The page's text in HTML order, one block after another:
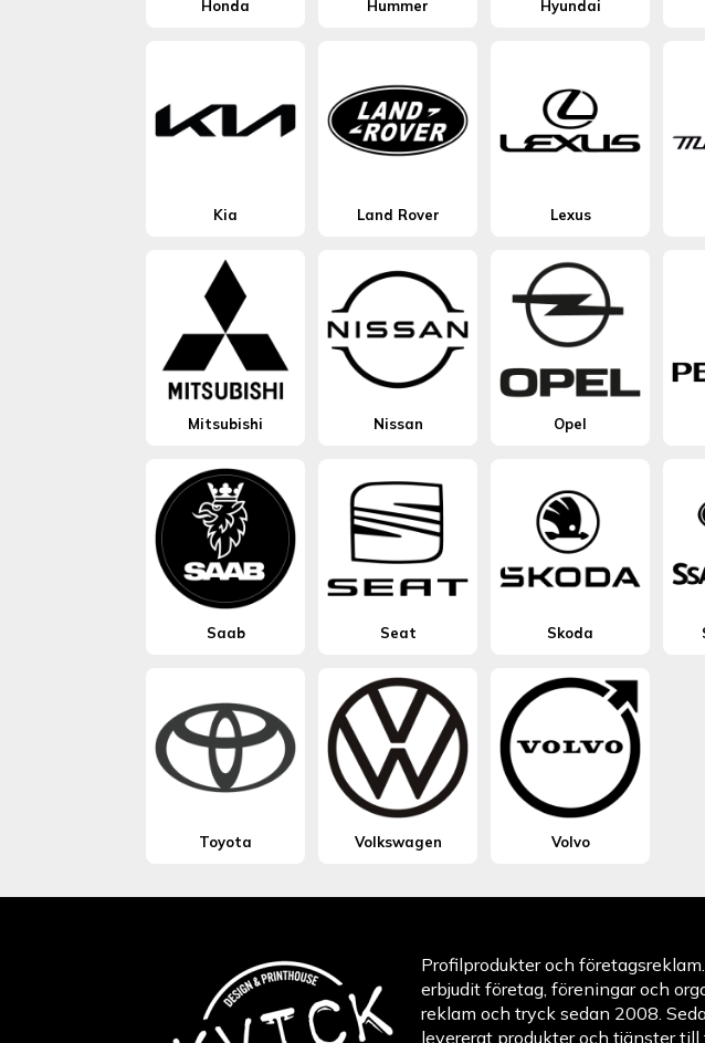
Honda Hummer Hyundai
Kia Land Rover Lexus
Mitsubishi Nissan Opel
Saab Seat Skoda
Toyota Volkswagen Volvo
Profilprodukter och
erbjudit företag, föreningar och
reklam och tryck sedan 2008.
levererat produkter och tjänster till